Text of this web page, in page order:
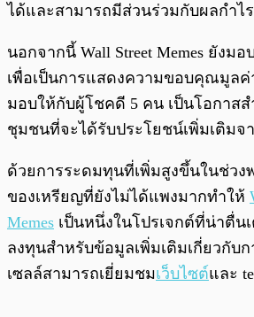
ได้และสามารถมีส่วนร่วมกับผลกำไ
นอกจากนี้ Wall Street Memes ยังม
เพื่อเป็นการแสดงความขอบคุณมูลค่
มอบให้กับผู้โชคดี 5 คน เป็นโอกาส
ชุมชนที่จะได้รับประโยชน์เพิ่มเติมจ
ด้วยการระดมทุนที่เพิ่มสูงขึ้นในช่วง
ของเหรียญที่ยังไม่ได้แพงมากทำให้
Memes เป็นหนึ่งในโปรเจกต์ที่น่าตื่น
ลงทุนสำหรับข้อมูลเพิ่มเติมเกี่ยวกับ
เซลล์สามารถเยี่ยมชมเว็บไซต์และ